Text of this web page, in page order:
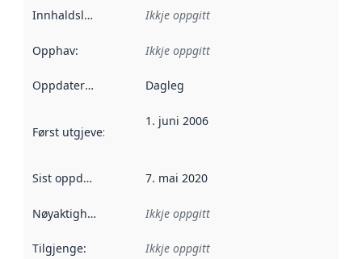
Innhaldsleverandørar :
Ikkje oppgitt
Opphav: Ikkje oppgitt
Oppdateringsfrekvens :
Dagleg
Først utgjeve: Denne datoen seier når dataa i dette
1. juni 2006
Sist oppdatert 7. mai 2020
Nøyaktigheit Ikkje oppgitt
Tilgjenge: Ikkje oppgitt